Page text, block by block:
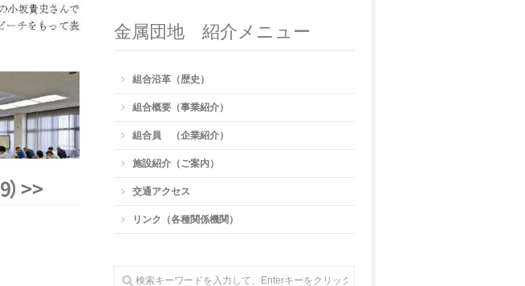
9） >>
金属団地 紹介メニュー
組合沿革（歴史）
組合概要（事業紹介）
組合員 （企業紹介）
施設紹介（ご案内）
交通アクセス
リンク（各種関係機関）